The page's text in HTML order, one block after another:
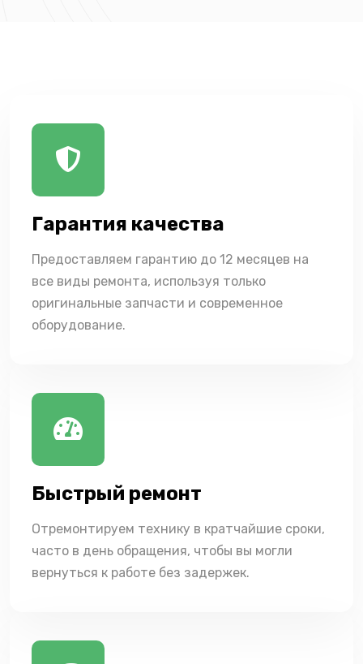
Гарантия качества
Предоставляем гарантию до 12 месяцев на
все виды ремонта, используя только
оригинальные запчасти и современное
оборудование.
Быстрый ремонт
Отремонтируем технику в кратчайшие сроки,
часто в день обращения, чтобы вы могли
вернуться к работе без задержек.